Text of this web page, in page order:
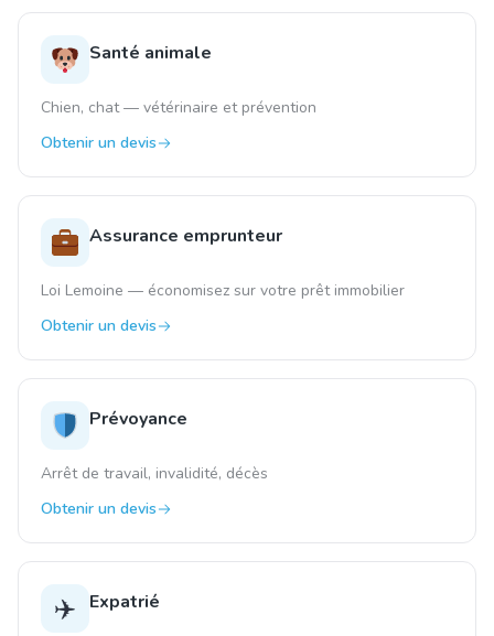
Santé animale
Chien, chat — vétérinaire et prévention
Obtenir un devis
Assurance emprunteur
Loi Lemoine — économisez sur votre prêt immobilier
Obtenir un devis
Prévoyance
Arrêt de travail, invalidité, décès
Obtenir un devis
✈️ Expatrié